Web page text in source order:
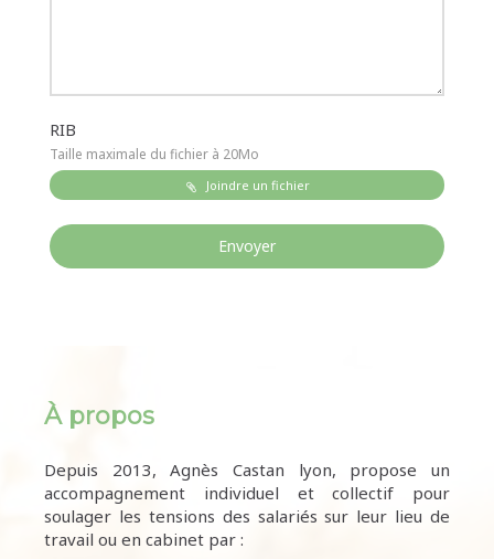
RIB
Taille maximale du fichier à 20Mo
Joindre un fichier
Envoyer
À propos
Depuis 2013, Agnès Castan lyon, propose un
accompagnement individuel et collectif pour
soulager les tensions des salariés sur leur lieu de
travail ou en cabinet par :